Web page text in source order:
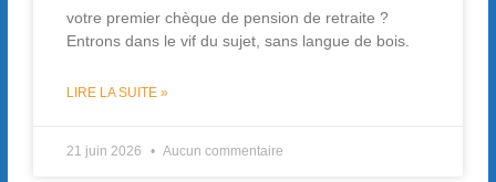
votre premier chèque de pension de retraite ?
Entrons dans le vif du sujet, sans langue de bois.
LIRE LA SUITE »
21 juin 2026 Aucun commentaire